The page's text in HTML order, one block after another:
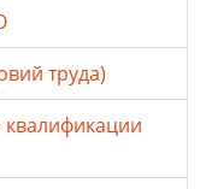
труда)
квалификации